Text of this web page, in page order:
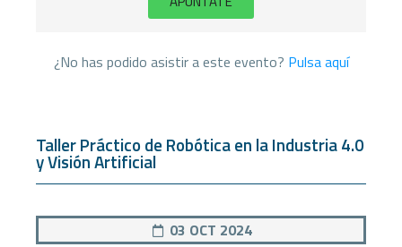
¿No has podido asistir a este evento? Pulsa aquí
Taller Práctico de Robótica en la Industria 4.0
y Visión Artificial
03 OCT 2024